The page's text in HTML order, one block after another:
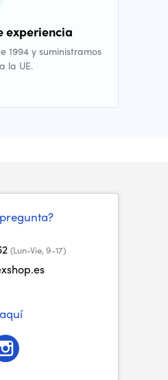
experiencia
1994 y suministramos
la UE.
(Lun-Vie, 9-17)